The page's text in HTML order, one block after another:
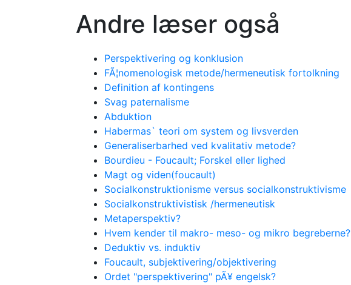
Andre læser også
Perspektivering og konklusion
FÃ¦nomenologisk metode/hermeneutisk fortolkning
Definition af kontingens
Svag paternalisme
Abduktion
Habermas` teori om system og livsverden
Generaliserbarhed ved kvalitativ metode?
Bourdieu - Foucault; Forskel eller lighed
Magt og viden(foucault)
Socialkonstruktionisme versus socialkonstruktivisme
Socialkonstruktivistisk /hermeneutisk
Metaperspektiv?
Hvem kender til makro- meso- og mikro begreberne?
Deduktiv vs. induktiv
Foucault, subjektivering/objektivering
Ordet "perspektivering" pÃ¥ engelsk?